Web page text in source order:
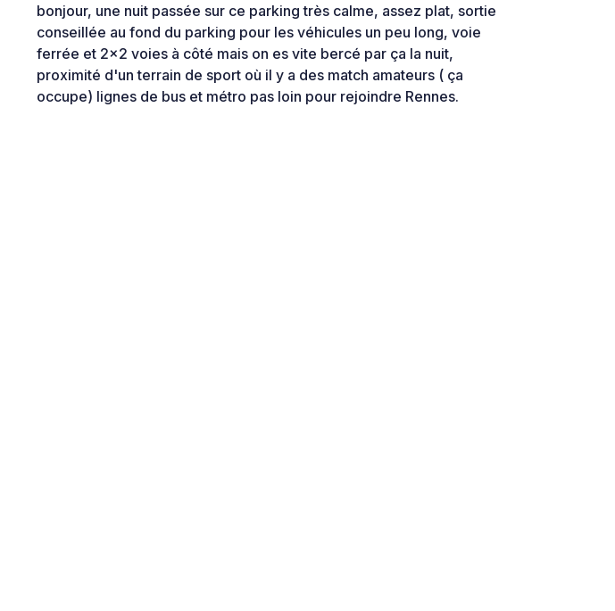
bonjour, une nuit passée sur ce parking très calme, assez plat, sortie
conseillée au fond du parking pour les véhicules un peu long, voie
ferrée et 2x2 voies à côté mais on es vite bercé par ça la nuit,
proximité d'un terrain de sport où il y a des match amateurs ( ça
occupe) lignes de bus et métro pas loin pour rejoindre Rennes.